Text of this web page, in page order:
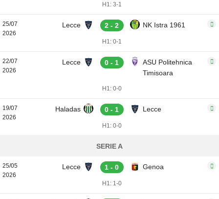
H1: 3-1
25/07
2026
Lecce 2 - 2 NK Istra 1961
H1: 0-1
22/07
2026
Lecce 0 - 1
ASU Politehnica
Timisoara
H1: 0-0
19/07
2026
Haladas 0 - 1 Lecce
H1: 0-0
SERIE A
25/05
2026
Lecce 1 - 0 Genoa
H1: 1-0